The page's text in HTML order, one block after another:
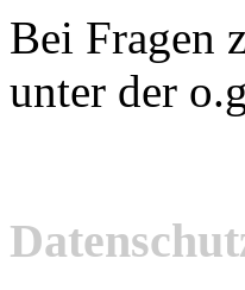
Bei Fragen
unter der